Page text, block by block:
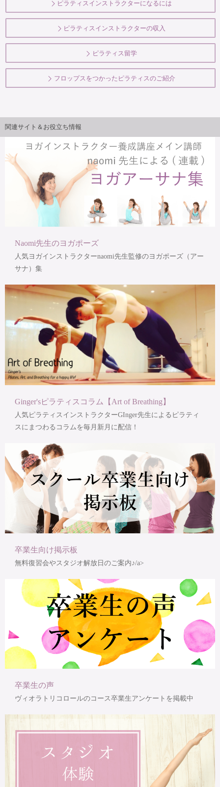
ピラティスインストラクターになるには
ピラティスインストラクターの収入
ピラティス留学
フロップスをつかったピラティスのご紹介
関連サイト＆お役立ち情報
Naomi先生のヨガポーズ
人気ヨガインストラクターnaomi先生監修のヨガポーズ（アー
サナ）集
Ginger'sピラティスコラム【Art of Breathing】
人気ピラティスインストラクターGInger先生によるピラティ
スにまつわるコラムを毎月新月に配信！
卒業生向け掲示板
無料復習会やスタジオ解放日のご案内♪/a>
卒業生の声
ヴィオラトリコロールのコース卒業生アンケートを掲載中